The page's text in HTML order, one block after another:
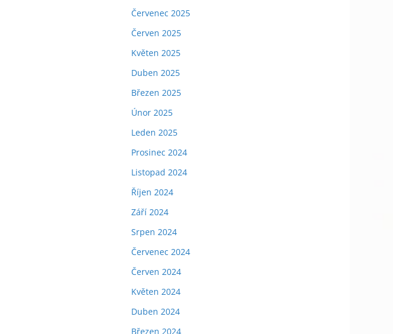
Červenec 2025
Červen 2025
Květen 2025
Duben 2025
Březen 2025
Únor 2025
Leden 2025
Prosinec 2024
Listopad 2024
Říjen 2024
Září 2024
Srpen 2024
Červenec 2024
Červen 2024
Květen 2024
Duben 2024
Březen 2024